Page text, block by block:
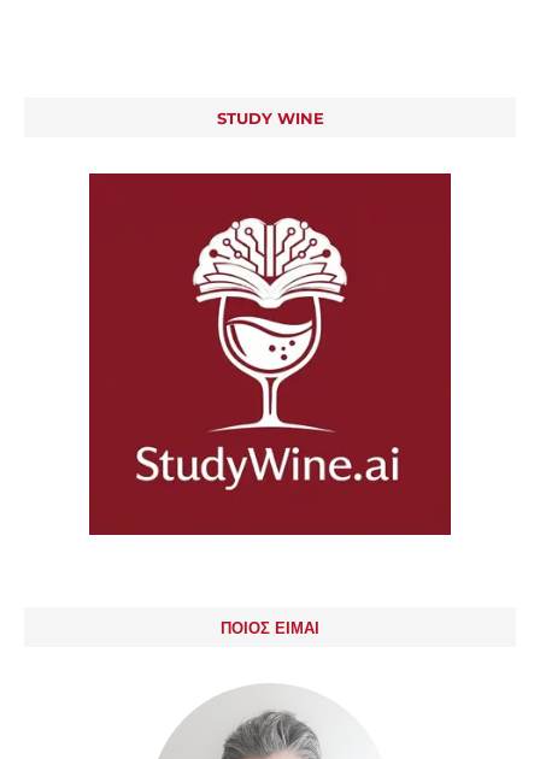
STUDY WINE
ΠΟΙΟΣ ΕΙΜΑΙ